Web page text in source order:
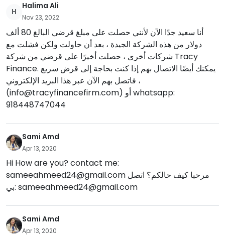
H
Halima Ali
Nov 23, 2022
أنا سعيد جدًا الآن لأنني حصلت على مبلغ قرضي البالغ 80 ألف
دولار من هذه الشركة الجيدة ، بعد أن حاولت ولكن فشلت مع
شركات أخرى ، حصلت أخيرًا على قرضي من شركة Tracy
Finance. يمكنك أيضًا الاتصال بهم إذا كنت بحاجة إلى قرض سريع
، فاتصل بهم الآن عبر هذا البريد الإلكتروني
(info@tracyfinancefirm.com) أو whatsapp:
918448747044
Sami Amd
Apr 13, 2020
Hi How are you? contact me:
sameeahmeed24@gmail.com
بي: sameeahmeed24@gmail.com
Sami Amd
Apr 13, 2020